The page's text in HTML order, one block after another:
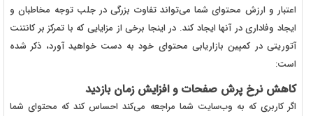
اعتبار و ارزش محتوای شما می‌تواند تفاوت بزرگی در جلب توجه مخاطبان و
ایجاد وفاداری در آنها ایجاد کند. در اینجا برخی از مزایایی که با تمرکز بر کانتنت
آتوریتی در کمپین بازاریابی محتوای خود به دست خواهید آورد، ذکر شده
است:
کاهش نرخ پرش صفحات و افزایش زمان بازدید
اگر کاربری که به وب‌سایت شما مراجعه می‌کند احساس کند که محتوای شما